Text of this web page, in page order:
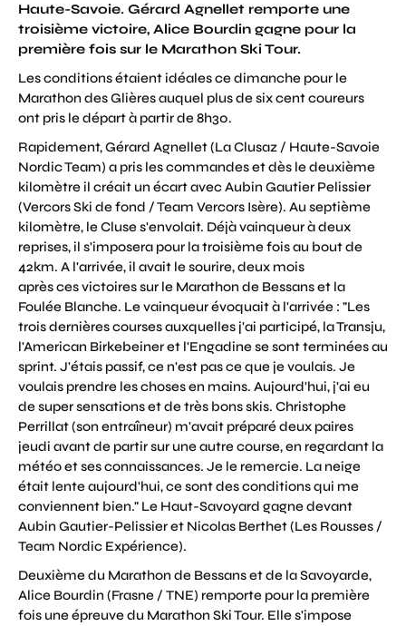
Haute-Savoie. Gérard Agnellet remporte une
troisième victoire, Alice Bourdin gagne pour la
première fois sur le Marathon Ski Tour.
Les conditions étaient idéales ce dimanche pour le
Marathon des Glières auquel plus de six cent coureurs
ont pris le départ à partir de 8h30.
Rapidement, Gérard Agnellet (La Clusaz / Haute-Savoie
Nordic Team) a pris les commandes et dès le deuxième
kilomètre il créait un écart avec Aubin Gautier Pelissier
(Vercors Ski de fond / Team Vercors Isère). Au septième
kilomètre, le Cluse s'envolait. Déjà vainqueur à deux
reprises, il s'imposera pour la troisième fois au bout de
42km. A l'arrivée, il avait le sourire, deux mois
après ces victoires sur le Marathon de Bessans et la
Foulée Blanche. Le vainqueur évoquait à l'arrivée : "Les
trois dernières courses auxquelles j'ai participé, la Transju,
l'American Birkebeiner et l'Engadine se sont terminées au
sprint. J'étais passif, ce n'est pas ce que je voulais. Je
voulais prendre les choses en mains. Aujourd'hui, j'ai eu
de super sensations et de très bons skis. Christophe
Perrillat (son entraîneur) m'avait préparé deux paires
jeudi avant de partir sur une autre course, en regardant la
météo et ses connaissances. Je le remercie. La neige
était lente aujourd'hui, ce sont des conditions qui me
conviennent bien." Le Haut-Savoyard gagne devant
Aubin Gautier-Pelissier et Nicolas Berthet (Les Rousses /
Team Nordic Expérience).
Deuxième du Marathon de Bessans et de la Savoyarde,
Alice Bourdin (Frasne / TNE) remporte pour la première
fois une épreuve du Marathon Ski Tour. Elle s'impose